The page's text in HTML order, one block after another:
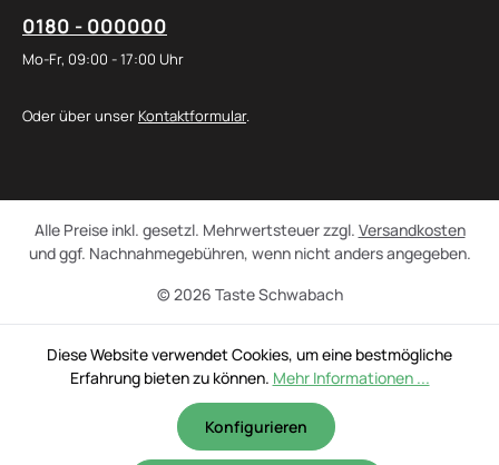
0180 - 000000
Mo-Fr, 09:00 - 17:00 Uhr
Oder über unser Kontaktformular.
© 2026 Taste Schwabach
Alle Preise inkl. gesetzl. Mehrwertsteuer zzgl. Versandkosten
und ggf. Nachnahmegebühren, wenn nicht anders angegeben.
Diese Website verwendet Cookies, um eine bestmögliche
Erfahrung bieten zu können. Mehr Informationen ...
Konfigurieren